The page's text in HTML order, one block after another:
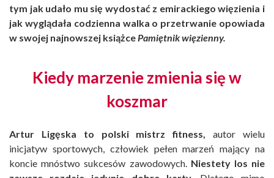
tym jak udało mu się wydostać z emirackiego więzienia i
jak wyglądała codzienna walka o przetrwanie opowiada
w swojej najnowszej książcePamiętnik więzienny.
Kiedy marzenie zmienia się w
koszmar
Artur Ligęska to polski mistrz fitness,
autor wielu
inicjatyw sportowych, człowiek pełen marzeń mający na
koncie mnóstwo sukcesów zawodowych. Niestety los nie